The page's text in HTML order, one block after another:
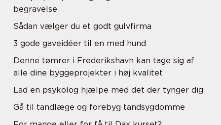
begravelse
Sådan vælger du et godt gulvfirma
3 gode gaveidéer til en med hund
Denne tømrer i Frederikshavn kan tage sig af
alle dine byggeprojekter i høj kvalitet
Lad en psykolog hjælpe med det der tynger dig
Gå til tandlæge og forebyg tandsygdomme